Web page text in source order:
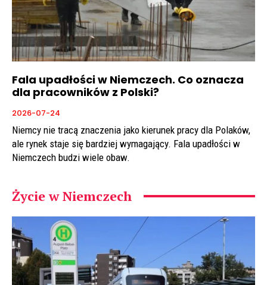
Fala upadłości w Niemczech. Co oznacza
dla pracowników z Polski?
2026-07-24
Niemcy nie tracą znaczenia jako kierunek pracy dla Polaków,
ale rynek staje się bardziej wymagający. Fala upadłości w
Niemczech budzi wiele obaw.
Życie w Niemczech